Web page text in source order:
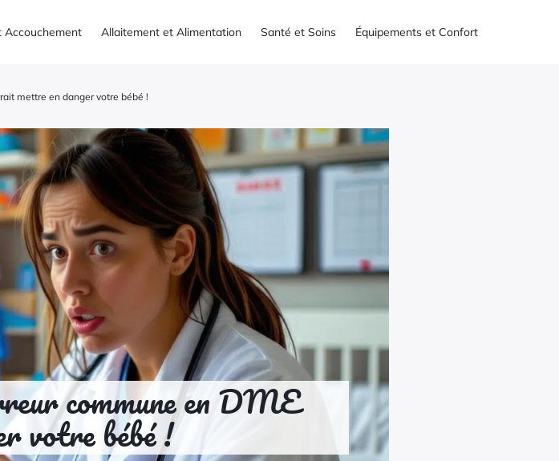
commune en DME
votre bébé !
mettre en danger votre bébé !
Accouchement Allaitement et Alimentation Santé et Soins Équipements et Confort